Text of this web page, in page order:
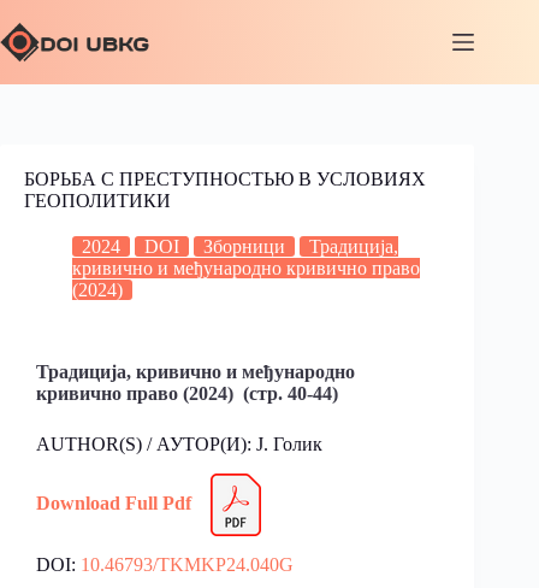
БОРЬБА С ПРЕСТУПНОСТЬЮ В УСЛОВИЯХ
ГЕОПОЛИТИКИ
2024 DOI Зборници
Традиција,
кривично и међународно кривично право
(2024)
Традиција, кривично и међународно
кривично право (2024) (стр. 40-44)
AUTHOR(S) / АУТОР(И): J. Голик
Download Full Pdf
DOI: 10.46793/TKMKP24.040G